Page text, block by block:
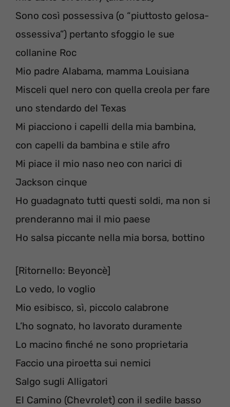
Sono così possessiva (o “piuttosto gelosa-
ossessiva”) pertanto sfoggio le sue
collanine Roc
Mio padre Alabama, mamma Louisiana
Misceli quel nero con quella creola per fare
uno stendardo del Texas
Mi piacciono i capelli della mia bambina,
con capelli da bambina e stile afro
Mi piace il mio naso neo con narici di
Jackson cinque
Ho guadagnato tutti questi soldi, ma non si
prenderanno mai il mio paese
Ho salsa piccante nella mia borsa, bottino
[Ritornello: Beyoncè]
Lo vedo, lo voglio
Mio esibisco, sì, piccolo calabrone
L’ho sognato, ho lavorato duramente
Lo macino finché ne sono proprietaria
Faccio una piroetta sui nemici
Salgo sugli Alligatori
El Camino (Chevrolet) con il sedile basso